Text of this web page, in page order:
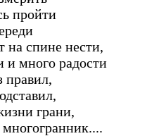
пройти
на спине нести,
и много радости
правил,
грани,